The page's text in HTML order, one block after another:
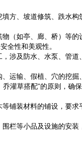
方、坡道修筑、跌水构
（如亭、廊、桥）等的
全性和美观性。
涉及防水、水泵、管道
运输、假植、穴的挖掘
灌草搭配”的原则，确
铺装材料的铺设，要求
栏等小品及设施的安装